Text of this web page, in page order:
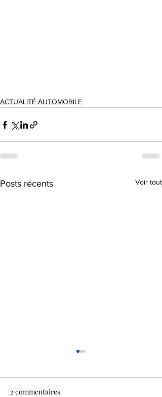
ACTUALITÉ AUTOMOBILE
Posts récents Voir tout
2 commentaires